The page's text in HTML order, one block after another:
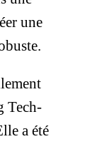
une
Tech-
a été